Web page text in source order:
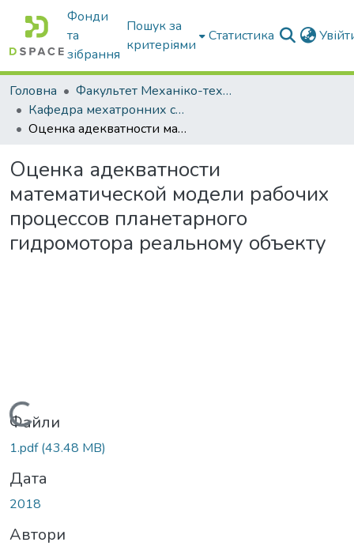
Фонди
та
зібрання
Пошук за
критеріями
Статистика
Головна
Факультет Механіко-технологічний
Кафедра мехатронних систем тракторів та сільскогосподарських машин
Оценка адекватности математической модели рабочих процессов планетарного гидромотора реальному объекту
Оценка адекватности
математической модели рабочих
процессов планетарного
гидромотора реальному объекту
Вантажиться...
Файли
1.pdf(43.48 MB)
Дата
2018
Автори